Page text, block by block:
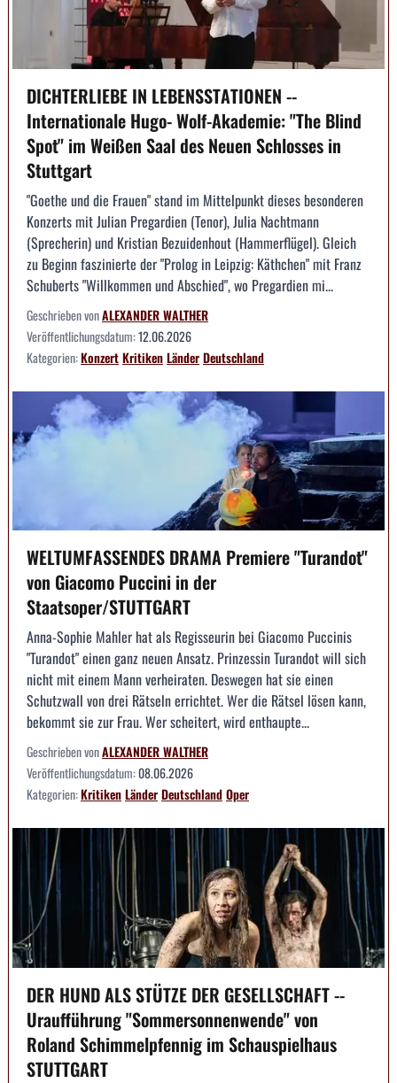
DICHTERLIEBE IN LEBENSSTATIONEN --
Internationale Hugo- Wolf-Akademie: "The Blind
Spot" im Weißen Saal des Neuen Schlosses in
Stuttgart
"Goethe und die Frauen" stand im Mittelpunkt dieses besonderen
Konzerts mit Julian Pregardien (Tenor), Julia Nachtmann
(Sprecherin) und Kristian Bezuidenhout (Hammerflügel). Gleich
zu Beginn faszinierte der "Prolog in Leipzig: Käthchen" mit Franz
Schuberts "Willkommen und Abschied", wo Pregardien mi...
Geschrieben vonALEXANDER WALTHER
Veröffentlichungsdatum:12.06.2026
Kategorien:KonzertKritikenLänderDeutschland
WELTUMFASSENDES DRAMA Premiere "Turandot"
von Giacomo Puccini in der
Staatsoper/STUTTGART
Anna-Sophie Mahler hat als Regisseurin bei Giacomo Puccinis
"Turandot" einen ganz neuen Ansatz. Prinzessin Turandot will sich
nicht mit einem Mann verheiraten. Deswegen hat sie einen
Schutzwall von drei Rätseln errichtet. Wer die Rätsel lösen kann,
bekommt sie zur Frau. Wer scheitert, wird enthaupte...
Geschrieben vonALEXANDER WALTHER
Veröffentlichungsdatum:08.06.2026
Kategorien:KritikenLänderDeutschlandOper
DER HUND ALS STÜTZE DER GESELLSCHAFT --
Uraufführung "Sommersonnenwende" von
Roland Schimmelpfennig im Schauspielhaus
STUTTGART